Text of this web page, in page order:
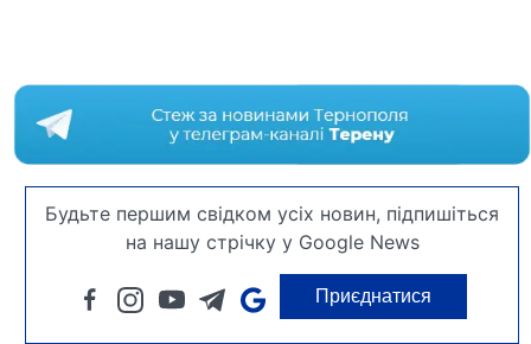
Будьте першим свідком усіх новин, підпишіться
на нашу стрічку у Google News
Приєднатися